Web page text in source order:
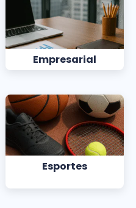
Empresarial
Esportes